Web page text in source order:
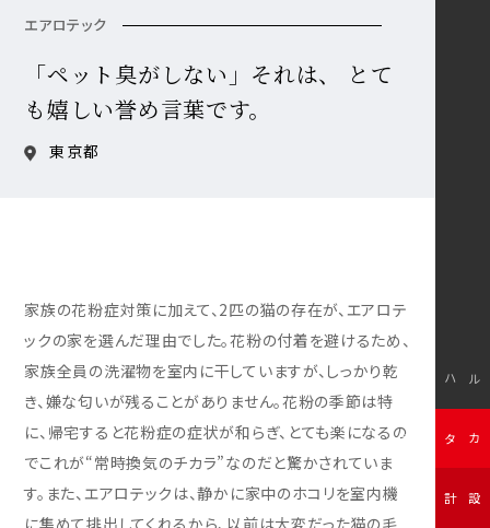
モデルハウス
無料カタログ
無料設計相談
エアロテック
「ペット臭がしない」それは、 とて
も嬉しい誉め言葉です。
東京都
家族の花粉症対策に加えて、2匹の猫の存在が、エアロテ
ックの家を選んだ理由でした。花粉の付着を避けるため、
家族全員の洗濯物を室内に干していますが、しっかり乾
き、嫌な匂いが残ることがありません。花粉の季節は特
に、帰宅すると花粉症の症状が和らぎ、とても楽になるの
でこれが“常時換気のチカラ”なのだと驚かされていま
す。また、エアロテックは、静かに家中のホコリを室内機